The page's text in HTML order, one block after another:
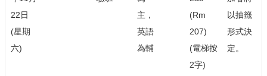
22日
(星期
六)
主，
英語
為輔
(Rm
207)
(電梯按
2字)
以抽籤
形式決
定。